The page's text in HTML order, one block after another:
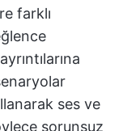
farklı
ses ve
sorunsuz